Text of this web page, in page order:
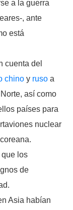
a la guerra
, ante
está
cuenta del
chino y ruso a
así como
países para
nuclear
que los
de
Asia habían